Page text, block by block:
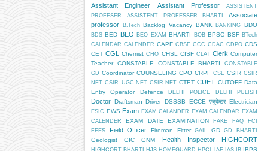
Assistant Engineer
Assistant Professor
ASSISTENT
PROFESER
ASSISTENT PROFESSER BHARTI
Associate
professor
B.Tech Backlog Vacancy BANK BANKING BDO
BDS BED BEO BEO EXAM BHARTI BOB BPSC BSF BTech
CALENDAR CALENDER CAPF CBSE CCC CDAC CDPO CDS
CET CGL Chemist CHO CHSL CISF CLAT Clerk Computer
Teacher
CONSTABLE CONSTABLE BHARTI
CONSTABLE
GD Coordinator COUNSELING CPO CRPF CSE CSIR CSIR
NET CSIR UGC-NET CSIR-NET CTET CUET CUTOFF Data
Entry Operator
Defence DELHI POLICE DELHI PULISH
Doctor Draftsman Driver DSSSB ECCE एजुकेटर Electrician
ESIC EWS Exam EXAM CALANDER EXAM CALENDAR EXAM
CALENDER
EXAM DATE EXAMINATION FAKE FAQ
FCI
FEES
Field Officer Fireman Fitter GAIL GD GD BHARTI
Geologist GIC GNM Health Inspector HIGHCORT
HIGHCORT BHARTI HJS HOMEGUARD HPCL IAF IAS IB IBPS